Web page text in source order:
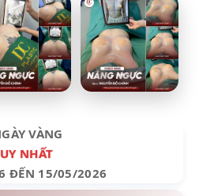
VÀNG
NHẤT
ĐẾN 15/05/2026